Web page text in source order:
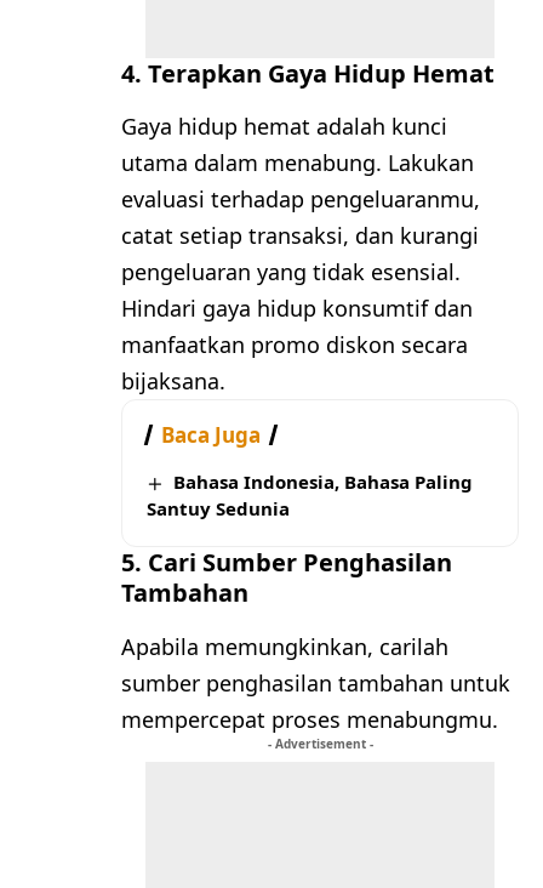
4. Terapkan Gaya Hidup Hemat
Gaya hidup hemat adalah kunci
utama dalam menabung. Lakukan
evaluasi terhadap pengeluaranmu,
catat setiap transaksi, dan kurangi
pengeluaran yang tidak esensial.
Hindari gaya hidup konsumtif dan
manfaatkan promo diskon secara
bijaksana.
Baca Juga
Bahasa Indonesia, Bahasa Paling
Santuy Sedunia
5. Cari Sumber Penghasilan
Tambahan
Apabila memungkinkan, carilah
sumber penghasilan tambahan untuk
mempercepat proses menabungmu.
- Advertisement -